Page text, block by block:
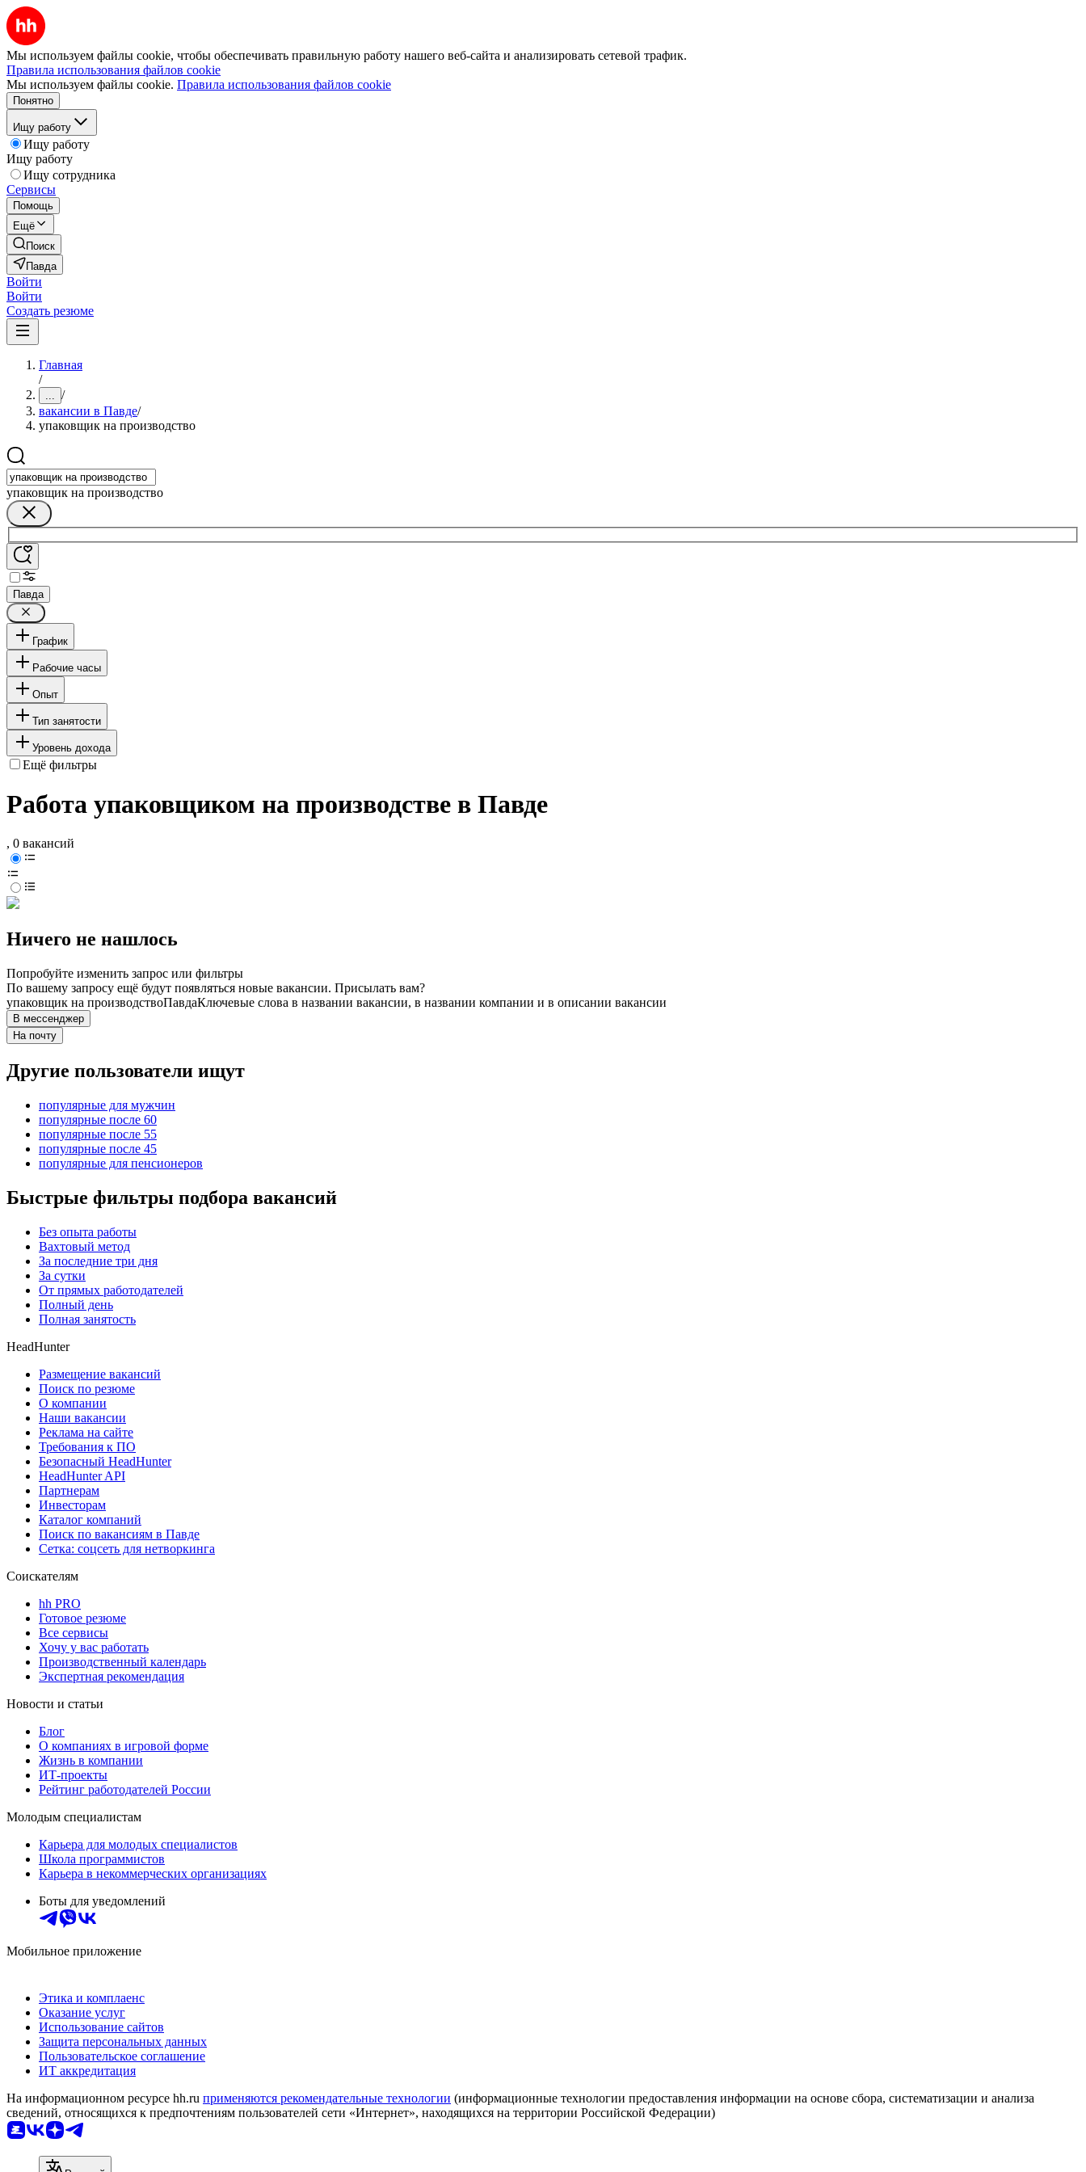
Мы используем файлы cookie, чтобы обеспечивать правильную работу нашего веб-сайта и анализировать сетевой трафик.
Правила использования файлов cookie
Мы используем файлы cookie. Правила использования файлов cookie
Понятно
Ищу работу
Ищу работу
Ищу работу
Ищу сотрудника
Сервисы
Помощь
Ещё
Поиск
Павда
Войти
Войти
Создать резюме
Главная
/
... /
вакансии в Павде/
упаковщик на производство
упаковщик на производство
Павда
График
Рабочие часы
Опыт
Тип занятости
Уровень дохода
Ещё фильтры
Работа упаковщиком на производстве в Павде
, 0 вакансий
Ничего не нашлось
Попробуйте изменить запрос или фильтры
По вашему запросу ещё будут появляться новые вакансии. Присылать вам?
упаковщик на производствоПавдаКлючевые слова в названии вакансии, в названии компании и в описании вакансии
В мессенджер
На почту
Другие пользователи ищут
популярные для мужчин
популярные после 60
популярные после 55
популярные после 45
популярные для пенсионеров
Быстрые фильтры подбора вакансий
Без опыта работы
Вахтовый метод
За последние три дня
За сутки
От прямых работодателей
Полный день
Полная занятость
HeadHunter
Размещение вакансий
Поиск по резюме
О компании
Наши вакансии
Реклама на сайте
Требования к ПО
Безопасный HeadHunter
HeadHunter API
Партнерам
Инвесторам
Каталог компаний
Поиск по вакансиям в Павде
Сетка: соцсеть для нетворкинга
Соискателям
hh PRO
Готовое резюме
Все сервисы
Хочу у вас работать
Производственный календарь
Экспертная рекомендация
Новости и статьи
Блог
О компаниях в игровой форме
Жизнь в компании
ИТ-проекты
Рейтинг работодателей России
Молодым специалистам
Карьера для молодых специалистов
Школа программистов
Карьера в некоммерческих организациях
Боты для уведомлений
Мобильное приложение
Этика и комплаенс
Оказание услуг
Использование сайтов
Защита персональных данных
Пользовательское соглашение
ИТ аккредитация
На информационном ресурсе hh.ru применяются рекомендательные технологии (информационные технологии предоставления информации на основе сбора, систематизации и анализа
сведений, относящихся к предпочтениям пользователей сети «Интернет», находящихся на территории Российской Федерации)